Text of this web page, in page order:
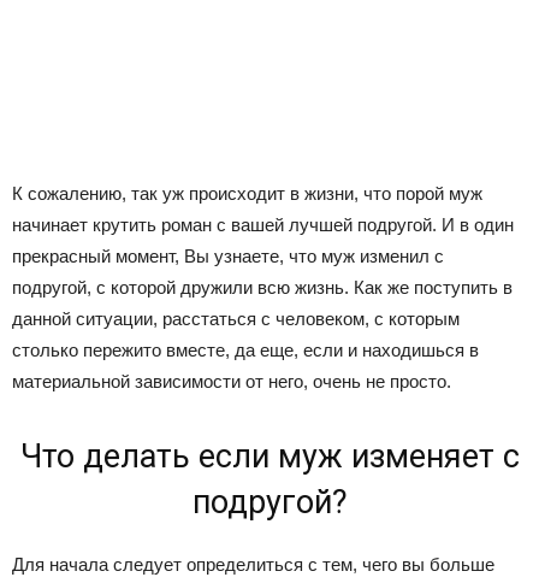
К сожалению, так уж происходит в жизни, что порой муж
начинает крутить роман с вашей лучшей подругой. И в один
прекрасный момент, Вы узнаете, что муж изменил с
подругой, с которой дружили всю жизнь. Как же поступить в
данной ситуации, расстаться с человеком, с которым
столько пережито вместе, да еще, если и находишься в
материальной зависимости от него, очень не просто.
Что делать если муж изменяет с
подругой?
Для начала следует определиться с тем, чего вы больше